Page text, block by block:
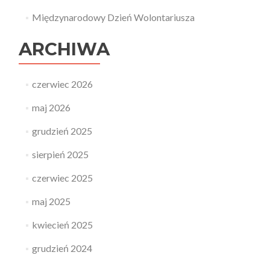
Międzynarodowy Dzień Wolontariusza
ARCHIWA
czerwiec 2026
maj 2026
grudzień 2025
sierpień 2025
czerwiec 2025
maj 2025
kwiecień 2025
grudzień 2024